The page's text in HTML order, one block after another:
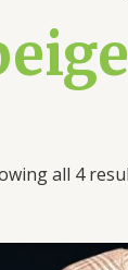
all 4